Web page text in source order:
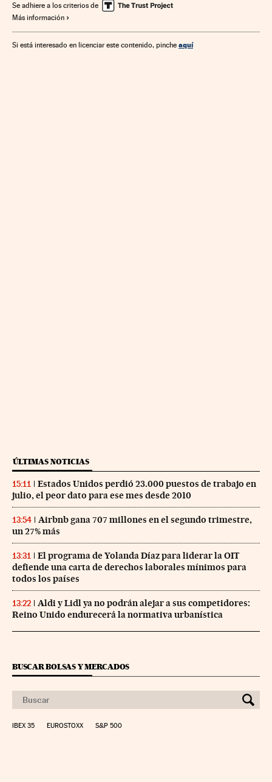
Se adhiere a los criterios de
Más información
Si está interesado en licenciar este contenido, pinche aquí
ÚLTIMAS NOTICIAS
15:11
Estados Unidos perdió 23.000 puestos de trabajo en
julio, el peor dato para ese mes desde 2010
13:54
Airbnb gana 707 millones en el segundo trimestre,
un 27% más
13:31
El programa de Yolanda Díaz para liderar la OIT
defiende una carta de derechos laborales mínimos para
todos los países
13:22
Aldi y Lidl ya no podrán alejar a sus competidores:
Reino Unido endurecerá la normativa urbanística
BUSCAR BOLSAS Y MERCADOS
IBEX 35 EUROSTOXX S&P 500